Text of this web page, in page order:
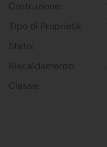
Costruzione:
Tipo di Proprietà:
Stato:
Riscaldamento:
Classe: